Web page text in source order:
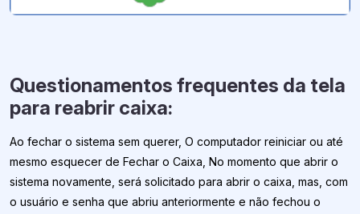
Questionamentos frequentes da tela
para reabrir caixa:
Ao fechar o sistema sem querer, O computador reiniciar ou até
mesmo esquecer de Fechar o Caixa, No momento que abrir o
sistema novamente, será solicitado para abrir o caixa, mas, com
o usuário e senha que abriu anteriormente e não fechou o